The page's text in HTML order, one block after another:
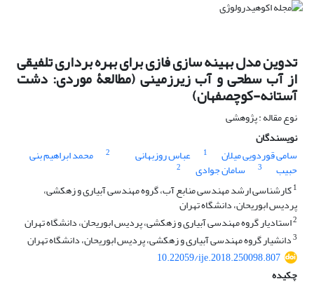
تدوین مدل بهینه ‏سازی فازی برای بهره برداری تلفیقی
از آب سطحی و آب زیرزمینی (مطالعۀ موردی: دشت
آستانه-کوچصفهان)
نوع مقاله : پژوهشی
نویسندگان
سامی قوردویی میلان
1 عباس روزبهانی 2 محمد ابراهیم بنی
حبیب 3 سامان جوادی
2
1کارشناسی ارشد مهندسی منابع آب، گروه مهندسی آبیاری و زهکشی،
پردیس ابوریحان، دانشگاه تهران
2استادیار گروه مهندسی آبیاری و زهکشی، پردیس ابوریحان، دانشگاه تهران
3دانشیار گروه مهندسی آبیاری و زهکشی، پردیس ابوریحان، دانشگاه تهران
10.22059/ije.2018.250098.807
چکیده